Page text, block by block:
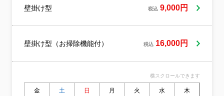
性スタッフの二名でお伺いいたします！
壁掛け型 税込 9,000円
壁掛け型（お掃除機能付） 税込 16,000円
横スクロールできます
金 土 日 月 火 水 木